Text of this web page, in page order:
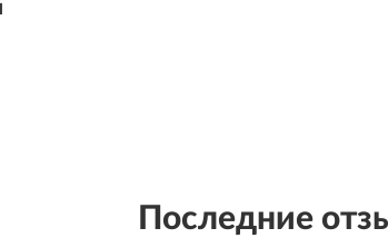
Последние